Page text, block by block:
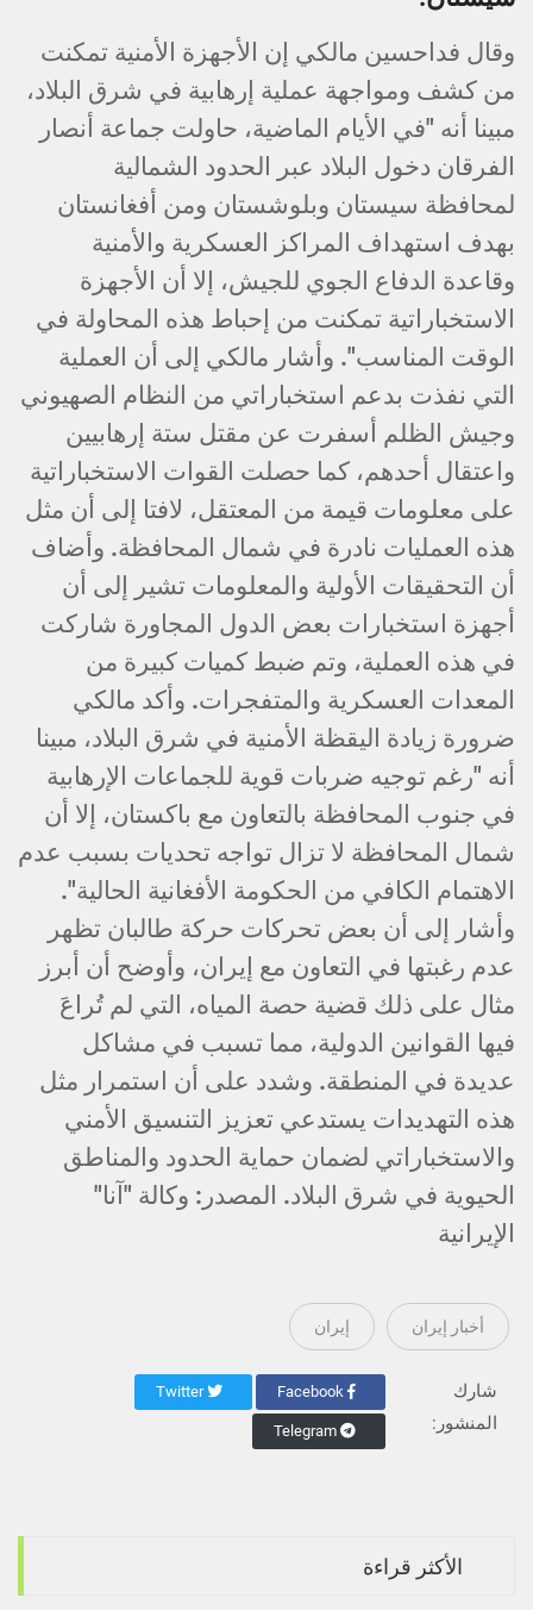
وقال فداحسين مالكي إن الأجهزة الأمنية تمكنت
من كشف ومواجهة عملية إرهابية في شرق البلاد،
مبينا أنه "في الأيام الماضية، حاولت جماعة أنصار
الفرقان دخول البلاد عبر الحدود الشمالية
لمحافظة سيستان وبلوشستان ومن أفغانستان
بهدف استهداف المراكز العسكرية والأمنية
وقاعدة الدفاع الجوي للجيش، إلا أن الأجهزة
الاستخباراتية تمكنت من إحباط هذه المحاولة في
الوقت المناسب". وأشار مالكي إلى أن العملية
التي نفذت بدعم استخباراتي من النظام الصهيوني
وجيش الظلم أسفرت عن مقتل ستة إرهابيين
واعتقال أحدهم، كما حصلت القوات الاستخباراتية
على معلومات قيمة من المعتقل، لافتا إلى أن مثل
هذه العمليات نادرة في شمال المحافظة. وأضاف
أن التحقيقات الأولية والمعلومات تشير إلى أن
أجهزة استخبارات بعض الدول المجاورة شاركت
في هذه العملية، وتم ضبط كميات كبيرة من
المعدات العسكرية والمتفجرات. وأكد مالكي
ضرورة زيادة اليقظة الأمنية في شرق البلاد، مبينا
أنه "رغم توجيه ضربات قوية للجماعات الإرهابية
في جنوب المحافظة بالتعاون مع باكستان، إلا أن
شمال المحافظة لا تزال تواجه تحديات بسبب عدم
الاهتمام الكافي من الحكومة الأفغانية الحالية".
وأشار إلى أن بعض تحركات حركة طالبان تظهر
عدم رغبتها في التعاون مع إيران، وأوضح أن أبرز
مثال على ذلك قضية حصة المياه، التي لم تُراعَ
فيها القوانين الدولية، مما تسبب في مشاكل
عديدة في المنطقة. وشدد على أن استمرار مثل
هذه التهديدات يستدعي تعزيز التنسيق الأمني
والاستخباراتي لضمان حماية الحدود والمناطق
الحيوية في شرق البلاد. المصدر: وكالة "آنا"
الإيرانية
أخبار إيران إيران
شارك
المنشور:
Facebook
Twitter
Telegram
الأكثر قراءة